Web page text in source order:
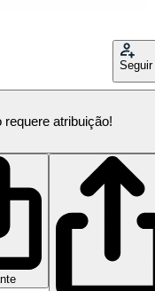
Seguir
requere atribuição!